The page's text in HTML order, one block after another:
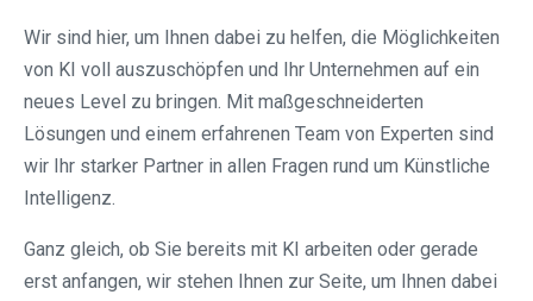
Wir sind hier, um Ihnen dabei zu helfen, die Möglichkeiten
von KI voll auszuschöpfen und Ihr Unternehmen auf ein
neues Level zu bringen. Mit maßgeschneiderten
Lösungen und einem erfahrenen Team von Experten sind
wir Ihr starker Partner in allen Fragen rund um Künstliche
Intelligenz.
Ganz gleich, ob Sie bereits mit KI arbeiten oder gerade
erst anfangen, wir stehen Ihnen zur Seite, um Ihnen dabei